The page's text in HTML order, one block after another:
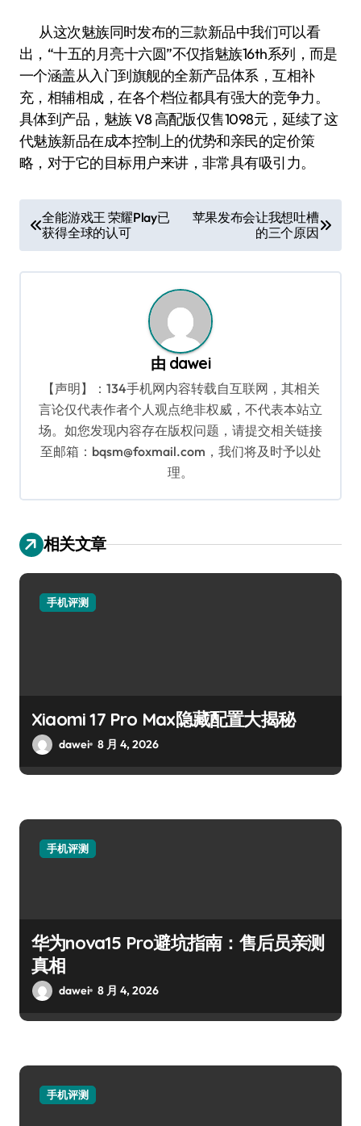
从这次魅族同时发布的三款新品中我们可以看
出，“十五的月亮十六圆”不仅指魅族16th系列，而是
一个涵盖从入门到旗舰的全新产品体系，互相补
充，相辅相成，在各个档位都具有强大的竞争力。
具体到产品，魅族 V8 高配版仅售1098元，延续了这
代魅族新品在成本控制上的优势和亲民的定价策
略，对于它的目标用户来讲，非常具有吸引力。
章
导
全能游戏王 荣耀Play已
获得全球的认可
苹果发布会让我想吐槽
的三个原因
由 dawei
【声明】：134手机网内容转载自互联网，其相关
言论仅代表作者个人观点绝非权威，不代表本站立
场。如您发现内容存在版权问题，请提交相关链接
至邮箱：bqsm@foxmail.com，我们将及时予以处
理。
相关文章
手机评测
Xiaomi 17 Pro Max隐藏配置大揭秘
dawei 8 月 4, 2026
手机评测
华为nova15 Pro避坑指南：售后员亲测
真相
dawei 8 月 4, 2026
手机评测